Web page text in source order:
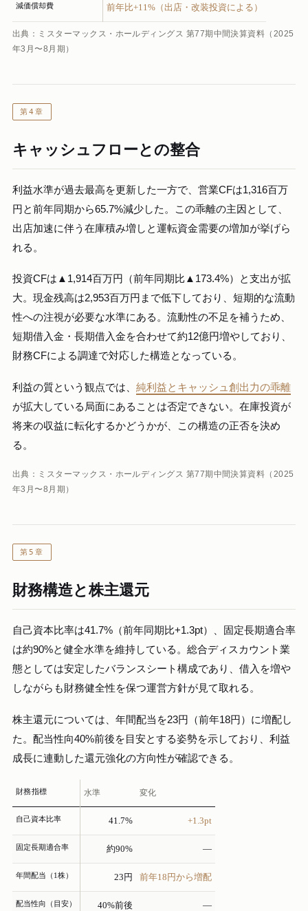
減価償却費 前年比+11%（出店・改装投資による）
出典：ミスターマックス・ホールディングス 第77期中間決算資料（2025
年3月〜8月期）
第4章
キャッシュフローとの整合
利益水準が過去最高を更新した一方で、営業CFは1,316百万
円と前年同期から65.7%減少した。この乖離の主因として、
出店加速に伴う在庫積み増しと運転資金需要の増加が挙げら
れる。
投資CFは▲1,914百万円（前年同期比▲173.4%）と支出が拡
大。現金残高は2,953百万円まで低下しており、短期的な流動
性への注視が必要な水準にある。流動性の不足を補うため、
短期借入金・長期借入金を合わせて約12億円増やしており、
財務CFによる調達で対応した構造となっている。
利益の質という観点では、 純利益とキャッシュ創出力の乖離
が拡大している局面にあることは否定できない。在庫投資が
将来の収益に転化するかどうかが、この構造の正否を決め
る。
出典：ミスターマックス・ホールディングス 第77期中間決算資料（2025
年3月〜8月期）
第5章
財務構造と株主還元
自己資本比率は41.7%（前年同期比+1.3pt）、固定長期適合率
は約90%と健全水準を維持している。総合ディスカウント業
態としては安定したバランスシート構成であり、借入を増や
しながらも財務健全性を保つ運営方針が見て取れる。
株主還元については、年間配当を23円（前年18円）に増配し
た。配当性向40%前後を目安とする姿勢を示しており、利益
成長に連動した還元強化の方向性が確認できる。
財務指標 水準 変化
自己資本比率 41.7% +1.3pt
固定長期適合率 約90% —
年間配当（1株） 23円 前年18円から増配
配当性向（目安） 40%前後 —